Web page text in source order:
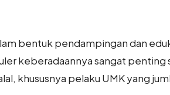
bentuk pendampingan dan
keberadaannya sangat
khususnya pelaku UMK yang